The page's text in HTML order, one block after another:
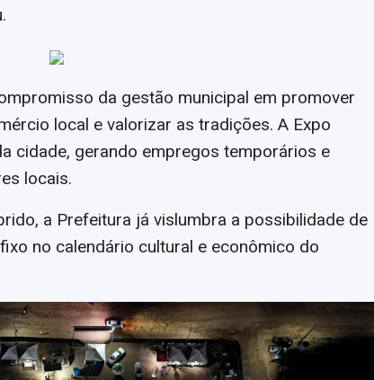
da gestão municipal em promover
local e valorizar as tradições. A Expo
cidade, gerando empregos temporários e
locais.
a Prefeitura já vislumbra a possibilidade de
no calendário cultural e econômico do